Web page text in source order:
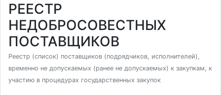
РЕЕСТР
НЕДОБРОСОВЕСТНЫХ
ПОСТАВЩИКОВ
Реестр (список) поставщиков (подрядчиков, исполнителей),
временно не допускаемых (ранее не допускаемых) к закупкам, к
участию в процедурах государственных закупок